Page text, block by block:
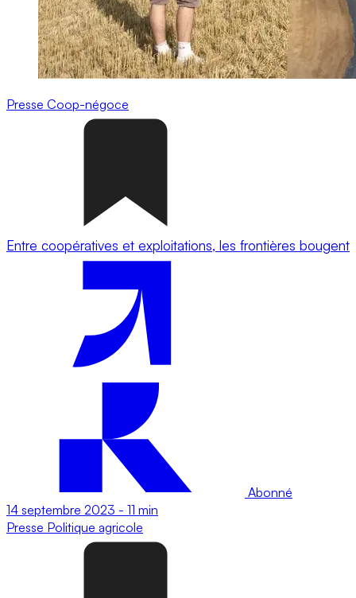
Presse Coop-négoce
Entre coopératives et exploitations, les frontières bougent
Abonné
14 septembre 2023 - 11 min
Presse Politique agricole